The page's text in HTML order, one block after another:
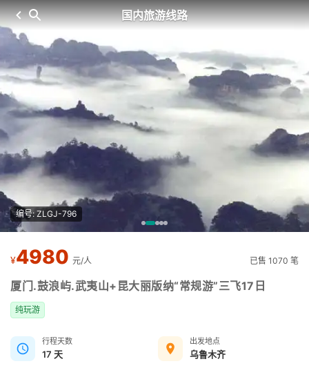
国内旅游线路
编号: ZLGJ-796
¥4980 元/人 已售 1070 笔
厦门.鼓浪屿.武夷山+昆大丽版纳“常规游”三飞17日
纯玩游
行程天数
17 天
出发地点
乌鲁木齐